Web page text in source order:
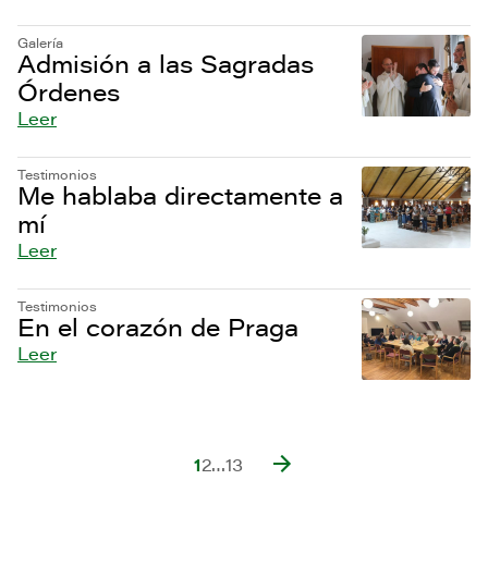
Galería
Admisión a las Sagradas
Órdenes
Leer
Testimonios
Me hablaba directamente a
mí
Leer
Testimonios
En el corazón de Praga
Leer
12…13